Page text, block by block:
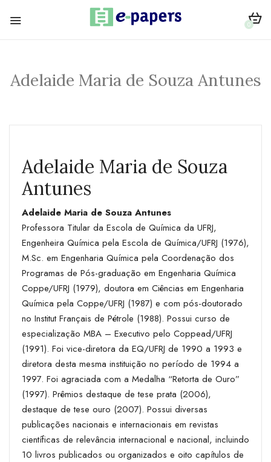
0
Adelaide Maria de Souza Antunes
Adelaide Maria de Souza
Antunes
Adelaide Maria de Souza Antunes
Professora Titular da Escola de Química da UFRJ,
Engenheira Química pela Escola de Química/UFRJ (1976),
M.Sc. em Engenharia Química pela Coordenação dos
Programas de Pós-graduação em Engenharia Química
Coppe/UFRJ (1979), doutora em Ciências em Engenharia
Química pela Coppe/UFRJ (1987) e com pós-doutorado
no Institut Français de Pétrole (1988). Possui curso de
especialização MBA – Executivo pelo Coppead/UFRJ
(1991). Foi vice-diretora da EQ/UFRJ de 1990 a 1993 e
diretora desta mesma instituição no período de 1994 a
1997. Foi agraciada com a Medalha “Retorta de Ouro”
(1997). Prêmios destaque de tese prata (2006),
destaque de tese ouro (2007). Possui diversas
publicações nacionais e internacionais em revistas
científicas de relevância internacional e nacional, incluindo
10 livros publicados ou organizados e oito capítulos de